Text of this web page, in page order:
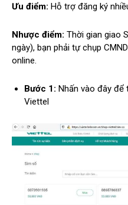
Ưu điểm: Hỗ trợ đăng ký
Nhược điểm: Thời gian giao
ngày), bạn phải tự chụp
online.
Bước 1: Nhấn vào đây để
Viettel